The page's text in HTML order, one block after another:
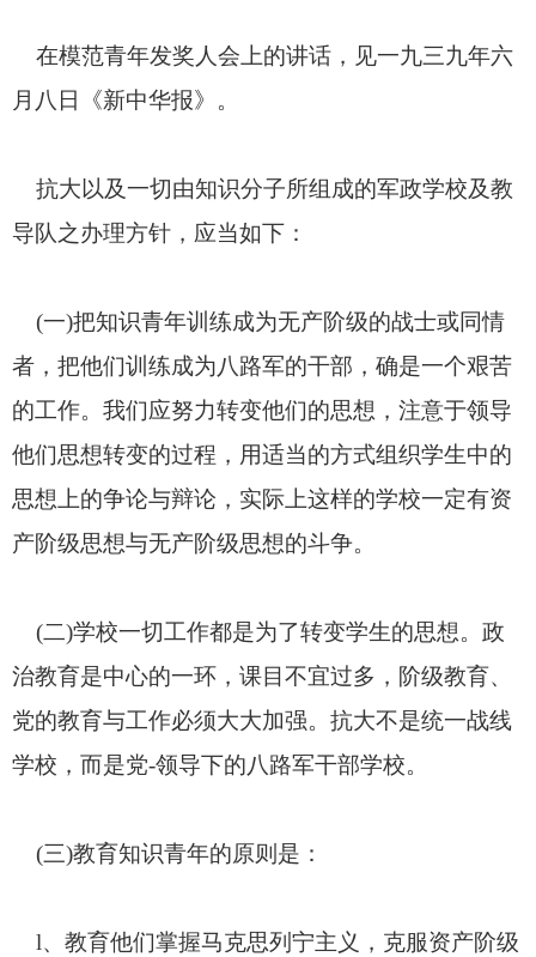
在模范青年发奖人会上的讲话，见一九三九年六
月八日《新中华报》。
抗大以及一切由知识分子所组成的军政学校及教
导队之办理方针，应当如下：
(一)把知识青年训练成为无产阶级的战士或同情
者，把他们训练成为八路军的干部，确是一个艰苦
的工作。我们应努力转变他们的思想，注意于领导
他们思想转变的过程，用适当的方式组织学生中的
思想上的争论与辩论，实际上这样的学校一定有资
产阶级思想与无产阶级思想的斗争。
(二)学校一切工作都是为了转变学生的思想。政
治教育是中心的一环，课目不宜过多，阶级教育、
党的教育与工作必须大大加强。抗大不是统一战线
学校，而是党-领导下的八路军干部学校。
(三)教育知识青年的原则是：
l、教育他们掌握马克思列宁主义，克服资产阶级